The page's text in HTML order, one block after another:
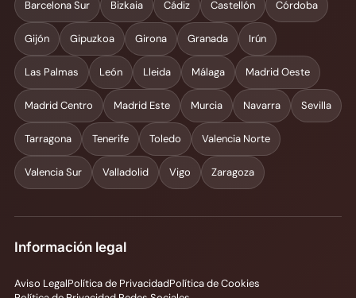
Barcelona Sur Bizkaia Cádiz Castellón Córdoba
Gijón Gipuzkoa Girona Granada Irún
Las Palmas León Lleida Málaga Madrid Oeste
Madrid Centro Madrid Este Murcia Navarra Sevilla
Tarragona Tenerife Toledo Valencia Norte
Valencia Sur Valladolid Vigo Zaragoza
Información legal
Aviso LegalPolítica de PrivacidadPolítica de Cookies